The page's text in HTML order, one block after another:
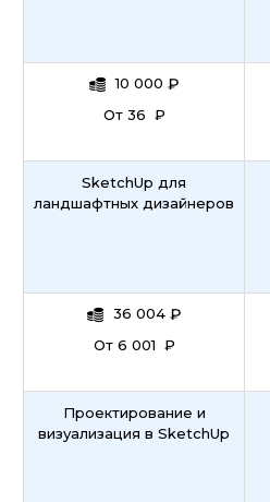
10 000 ₽
От 36 ₽
SketchUp для
ландшафтных дизайнеров
36 004₽
От 6 001 ₽
Проектирование и
визуализация в SketchUp